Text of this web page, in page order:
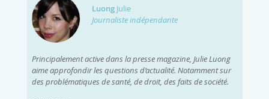
Luong Julie
Journaliste indépendante
Principalement active dans la presse magazine, Julie Luong
aime approfondir les questions d’actualité. Notamment sur
des problématiques de santé, de droit, des faits de société.